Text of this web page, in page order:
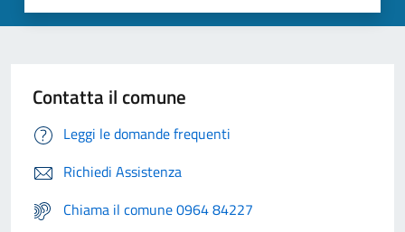
Contatta il comune
Leggi le domande frequenti
Richiedi Assistenza
Chiama il comune 0964 84227